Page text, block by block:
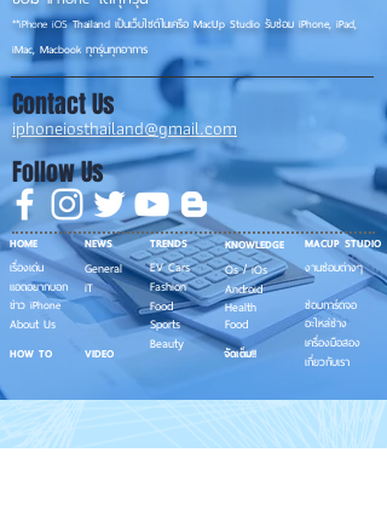
**iPhone iOSThailand เป็นเว็บไซต์ในเครือ MacUp Studio รับซ่อม iPhone, iPad,
iMac, Macbook ทุกรุ่นทุกอาการ
iphoneiosthailand@gmail.com
Contact Us
Follow Us
TRENDS
EV Cars
Fashion
Food
Sports
Beauty
KNOWLEDGE
Os / iOs
Android
Health
Food
MACUP STUDIO
งานซ่อมต่างๆ
ซ่อมการ์ดจอ
อะไหล่ช่าง
เครื่องมือสอง
เกี่ยวกับเรา
NEWS
General
iT
HOME
เรื่องเด่น
แอดอยากบอก
About Us
ข่าว iPhone
จัดเต็ม!!
HOW TO VIDEO